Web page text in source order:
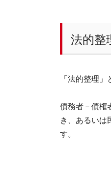
法的整
「法的整理
債務者－債権
き、あるいは
す。